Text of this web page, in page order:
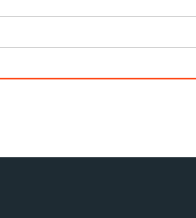
アする